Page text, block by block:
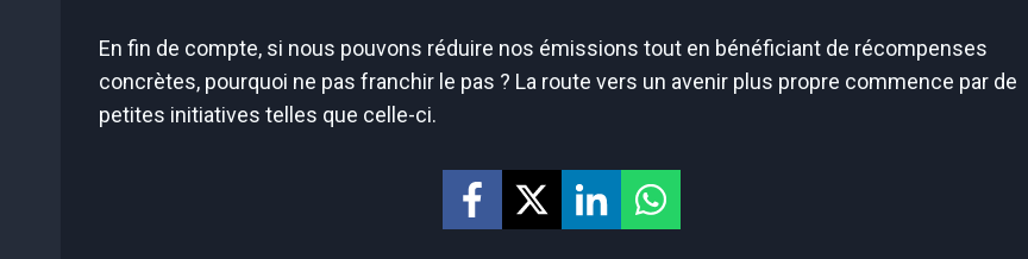
En fin de compte, si nous pouvons réduire nos émissions tout en bénéficiant de récompenses
concrètes, pourquoi ne pas franchir le pas ? La route vers un avenir plus propre commence par de
petites initiatives telles que celle-ci.